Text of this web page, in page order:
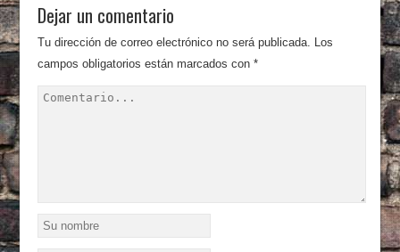
Dejar un comentario
Tu dirección de correo electrónico no será publicada. Los
campos obligatorios están marcados con*